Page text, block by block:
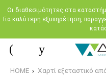
Oι διαθεσιμότητες στα
Για καλύτερη εξυπηρέτηση,
HOME Χαρτί εξεταστικό